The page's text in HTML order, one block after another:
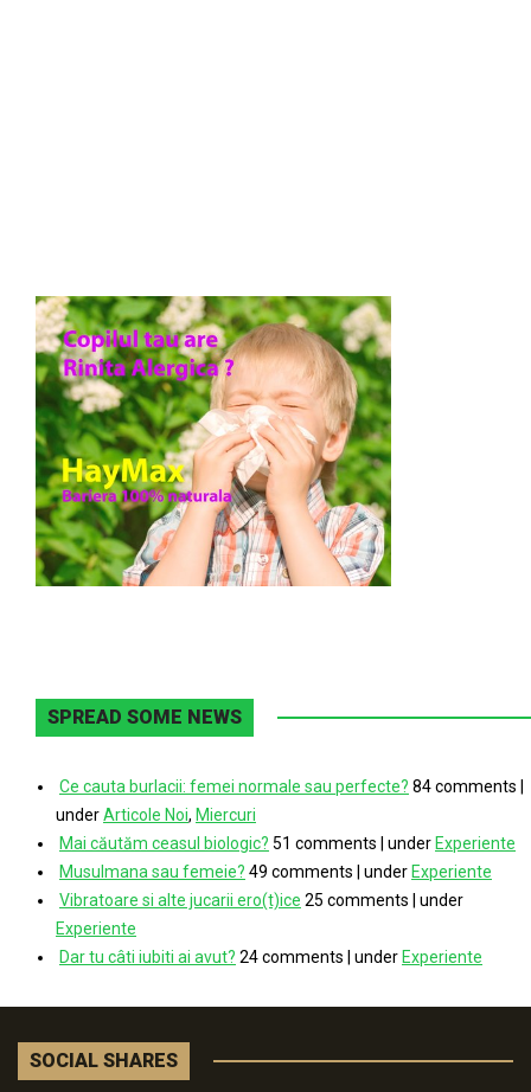
SPREAD SOME NEWS
Ce cauta burlacii: femei normale sau perfecte? 84 comments
underArticole Noi, Miercuri
Mai căutăm ceasul biologic? 51 comments under Experiente
Musulmana sau femeie? 49 comments under Experiente
Vibratoare si alte jucarii ero(t)ice 25 comments
under
Experiente
Dar tu câti iubiti ai avut? 24 comments under Experiente
SOCIAL SHARES